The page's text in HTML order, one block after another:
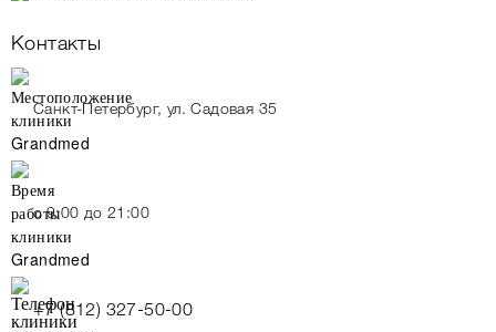
Контакты
Санкт-Петербург, ул. Садовая 35
c 9:00 до 21:00
+7 (812) 327-50-00